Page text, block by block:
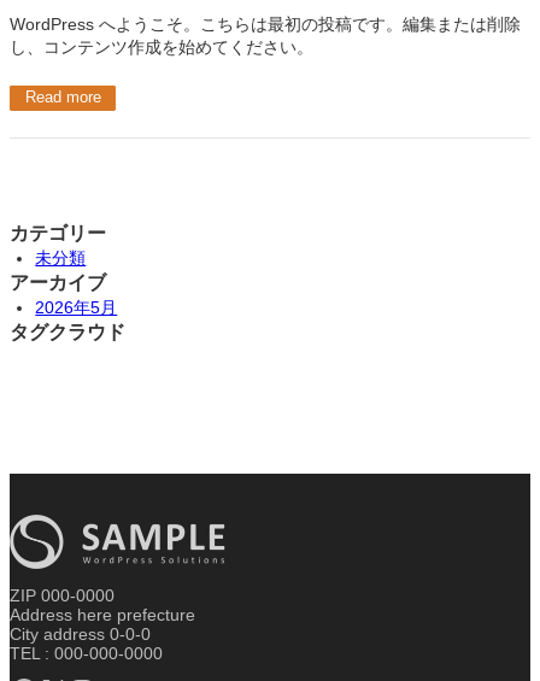
WordPress へようこそ。こちらは最初の投稿です。編集または削除
し、コンテンツ作成を始めてください。
Read more
カテゴリー
未分類
アーカイブ
2026年5月
タグクラウド
ZIP 000-0000
Address here prefecture
City address 0-0-0
TEL : 000-000-0000